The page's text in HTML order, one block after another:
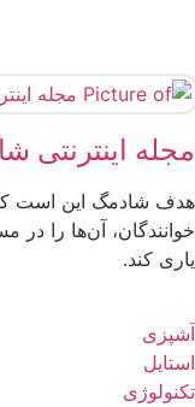
مجله اینترنتی
هدف شادمگ این است
خوانندگان، آن‌ها را در
یاری کند.
طرز تهیه ماست
آشپزی
تنک‌ تاپ؛ ترند عجیب
استایل
پوست‌ + روش تهیه
زیبایی
طرح ناخن شیک و
روزمره
زیبایی
ماسک
خانگی
زیبایی
درمان کم پشتی ابرو با 6 ماده ی
زیبایی
آشپزی
استایل
تکنولوژی